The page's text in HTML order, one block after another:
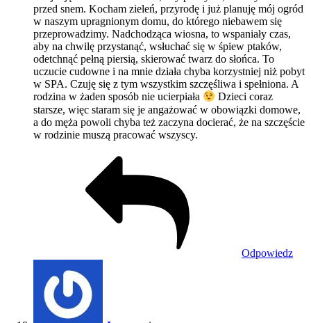
przed snem. Kocham zieleń, przyrodę i już planuję mój ogród
w naszym upragnionym domu, do którego niebawem się
przeprowadzimy. Nadchodząca wiosna, to wspaniały czas,
aby na chwilę przystanąć, wsłuchać się w śpiew ptaków,
odetchnąć pełną piersią, skierować twarz do słońca. To
uczucie cudowne i na mnie działa chyba korzystniej niż pobyt
w SPA. Czuję się z tym wszystkim szczęśliwa i spełniona. A
rodzina w żaden sposób nie ucierpiała
Dzieci coraz
starsze, więc staram się je angażować w obowiązki domowe,
a do męża powoli chyba też zaczyna docierać, że na szczęście
w rodzinie muszą pracować wszyscy.
Odpowiedz